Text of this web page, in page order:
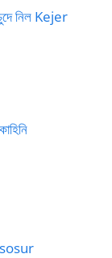
চুদে নিল Kejer
sosur